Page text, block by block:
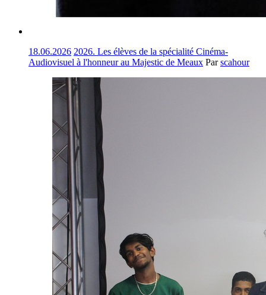
18.06.2026 2026. Les élèves de la spécialité Cinéma-
Audiovisuel à l'honneur au Majestic de Meaux Parscahour